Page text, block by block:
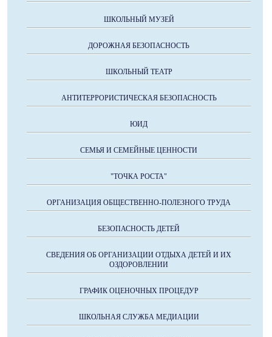
ШКОЛЬНЫЙ МУЗЕЙ
ДОРОЖНАЯ БЕЗОПАСНОСТЬ
ШКОЛЬНЫЙ ТЕАТР
АНТИТЕРРОРИСТИЧЕСКАЯ БЕЗОПАСНОСТЬ
ЮИД
СЕМЬЯ И СЕМЕЙНЫЕ ЦЕННОСТИ
"ТОЧКА РОСТА"
ОРГАНИЗАЦИЯ ОБЩЕСТВЕННО-ПОЛЕЗНОГО ТРУДА
БЕЗОПАСНОСТЬ ДЕТЕЙ
СВЕДЕНИЯ ОБ ОРГАНИЗАЦИИ ОТДЫХА ДЕТЕЙ И ИХ
ОЗДОРОВЛЕНИИ
ГРАФИК ОЦЕНОЧНЫХ ПРОЦЕДУР
ШКОЛЬНАЯ СЛУЖБА МЕДИАЦИИ